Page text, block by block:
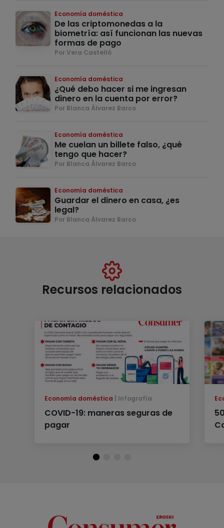
Economía doméstica
De las criptomonedas a la
biometría: así funcionan las nuevas
formas de pago
Por Vera Castelló
Economía doméstica
¿Qué debo hacer si me ingresan
dinero en la cuenta por error?
Por Blanca Álvarez Barco
Economía doméstica
Me cuelan un billete falso, ¿qué
tengo que hacer?
Por Blanca Álvarez Barco
Economía doméstica
Guardar el dinero en casa, ¿es
legal?
Por Blanca Álvarez Barco
Recursos relacionados
Economía doméstica Infografía
COVID-19: maneras seguras de
pagar